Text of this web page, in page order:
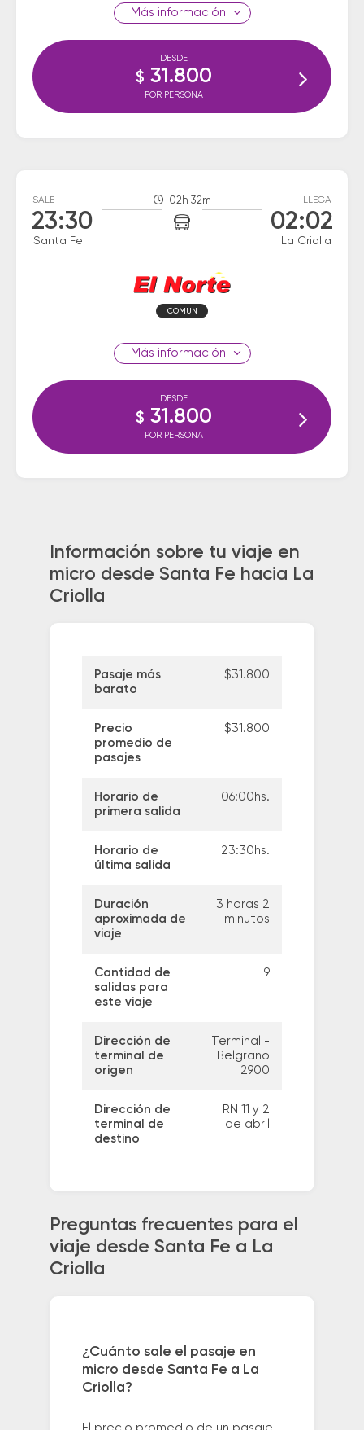
información
DESDE
$ 31.800
POR PERSONA
SALE
23:30
Santa Fe
02h 32m LLEGA
02:02
La Criolla
COMUN
información
DESDE
$ 31.800
POR PERSONA
Información sobre tu viaje en
micro desde Santa Fe hacia La
Criolla
Pasaje más
barato
$31.800
Precio
promedio de
pasajes
$31.800
Horario de
primera salida
06:00hs.
Horario de
última salida
23:30hs.
Duración
aproximada de
viaje
3 horas 2
minutos
Cantidad de
salidas para
este viaje
9
Dirección de
terminal de
origen
Terminal -
Belgrano
2900
Dirección de
terminal de
destino
RN 11 y 2
de abril
Preguntas frecuentes para el
viaje desde Santa Fe a La
Criolla
¿Cuánto sale el pasaje en
micro desde Santa Fe a La
Criolla?